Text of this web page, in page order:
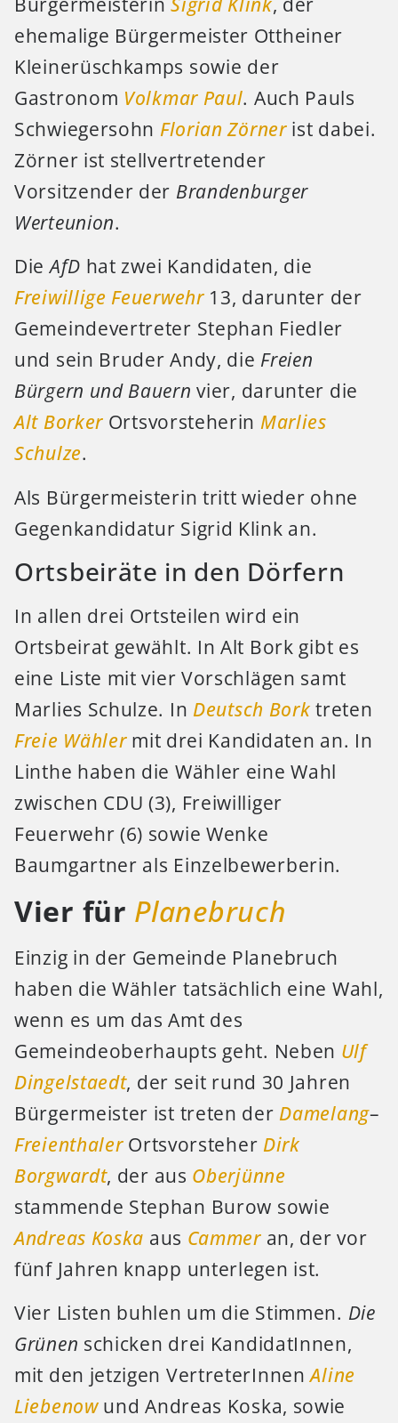
ehemalige Bürgermeister Ottheiner
Kleinerüschkamps sowie der
Gastronom Volkmar Paul. Auch Pauls
Schwiegersohn Florian Zörnerist dabei.
Zörner ist stellvertretender
Vorsitzender der Brandenburger
Werteunion.
DieAfD hat zwei Kandidaten, die
Freiwillige Feuerwehr13, darunter der
Gemeindevertreter Stephan Fiedler
und sein Bruder Andy, die Freien
Bürgern und Bauern vier, darunter die
Alt Borker Ortsvorsteherin Marlies
Schulze.
Als Bürgermeisterin tritt wieder ohne
Gegenkandidatur Sigrid Klink an.
Ortsbeiräte in den Dörfern
In allen drei Ortsteilen wird ein
Ortsbeirat gewählt. In Alt Bork gibt es
eine Liste mit vier Vorschlägen samt
Marlies Schulze. In Deutsch Bork treten
Freie Wählermit drei Kandidaten an. In
Linthe haben die Wähler eine Wahl
zwischen CDU (3), Freiwilliger
Feuerwehr (6) sowie Wenke
Baumgartner als Einzelbewerberin.
Vier für Planebruch
Einzig in der Gemeinde Planebruch
haben die Wähler tatsächlich eine Wahl,
wenn es um das Amt des
Gemeindeoberhaupts geht. Neben Ulf
Dingelstaedt, der seit rund 30 Jahren
Bürgermeister ist treten der Damelang–
FreienthalerOrtsvorsteher Dirk
Borgwardt, der aus Oberjünne
stammende Stephan Burow sowie
Andreas Koska aus Cammeran, der vor
fünf Jahren knapp unterlegen ist.
Vier Listen buhlen um die Stimmen. Die
Grünen schicken drei KandidatInnen,
mit den jetzigen VertreterInnenAline
Liebenowund Andreas Koska, sowie